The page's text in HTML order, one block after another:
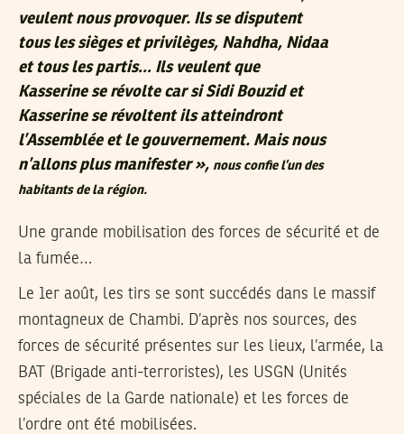
veulent nous provoquer. Ils se disputent
tous les sièges et privilèges, Nahdha, Nidaa
et tous les partis… Ils veulent que
Kasserine se révolte car si Sidi Bouzid et
Kasserine se révoltent ils atteindront
l’Assemblée et le gouvernement. Mais nous
n’allons plus manifester », nous confie l’un des
habitants de la région.
Une grande mobilisation des forces de sécurité et de
la fumée…
Le 1er août, les tirs se sont succédés dans le massif
montagneux de Chambi. D’après nos sources, des
forces de sécurité présentes sur les lieux, l’armée, la
BAT (Brigade anti-terroristes), les USGN (Unités
spéciales de la Garde nationale) et les forces de
l’ordre ont été mobilisées.